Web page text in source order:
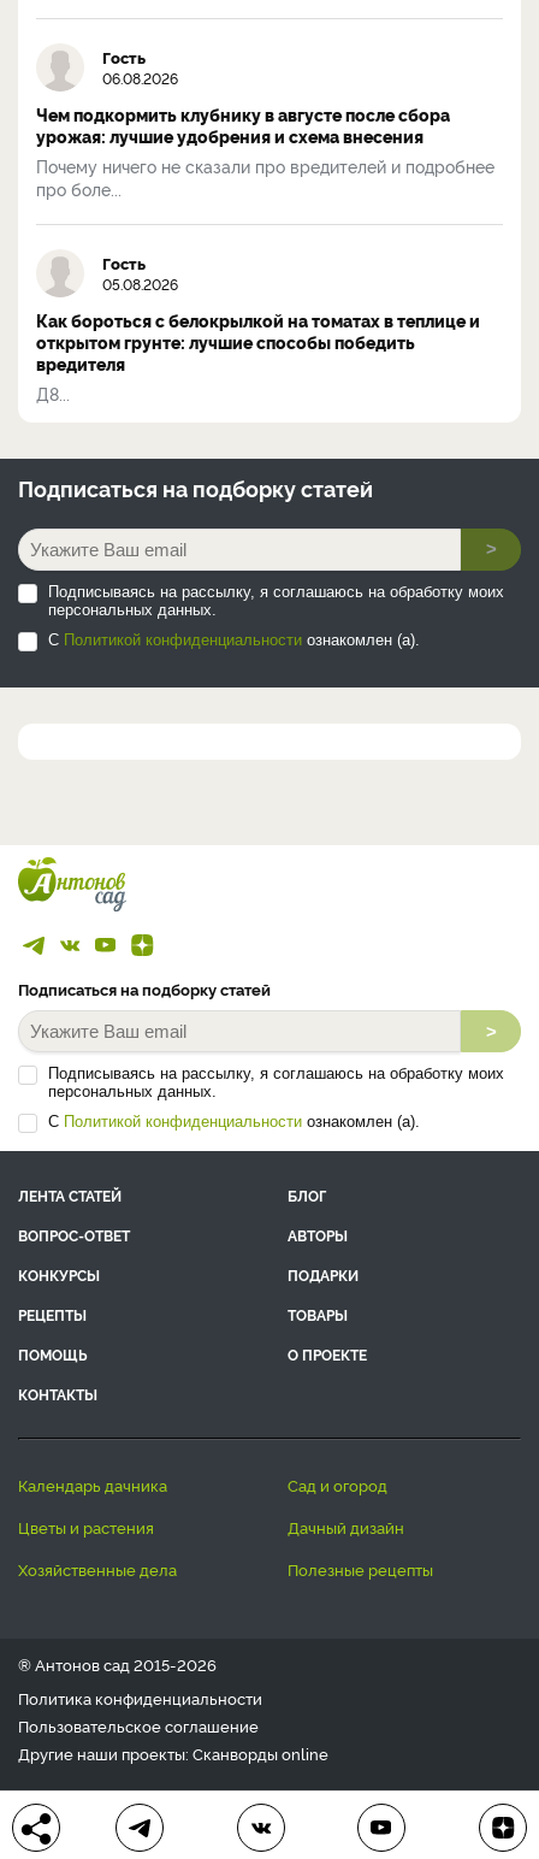
Гость
06.08.2026
Чем подкормить клубнику в августе после сбора
урожая: лучшие удобрения и схема внесения
Почему ничего не сказали про вредителей и подробнее
про боле...
Гость
05.08.2026
Как бороться с белокрылкой на томатах в теплице и
открытом грунте: лучшие способы победить
вредителя
Д8...
Подписаться на подборку статей
>
Подписываясь на рассылку, я соглашаюсь на обработку моих
персональных данных.
С Политикой конфиденциальности ознакомлен (а).
Подписаться на подборку статей
>
Подписываясь на рассылку, я соглашаюсь на обработку моих
персональных данных.
С Политикой конфиденциальности ознакомлен (а).
ЛЕНТА СТАТЕЙ
БЛОГ
ВОПРОС-ОТВЕТ
АВТОРЫ
КОНКУРСЫ
ПОДАРКИ
РЕЦЕПТЫ
ТОВАРЫ
ПОМОЩЬ
О ПРОЕКТЕ
КОНТАКТЫ
календарь дачника
сад и огород
цветы и растения
дачный дизайн
хозяйственные дела
полезные рецепты
® Антонов сад 2015-2026
Политика конфиденциальности
Пользовательское соглашение
Другие наши проекты: Сканвордыonline
Любое использование материала допускается только с
письменного согласия редакции